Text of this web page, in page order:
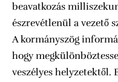
beavatkozás
észrevétlenül a vezető
A kormányszög
hogy
veszélyes helyzetektől.